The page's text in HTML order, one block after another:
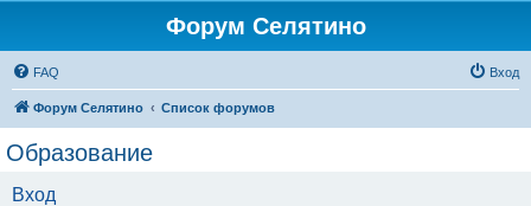
Форум Селятино
FAQ Вход
Форум Селятино Список форумов
Образование
Вход